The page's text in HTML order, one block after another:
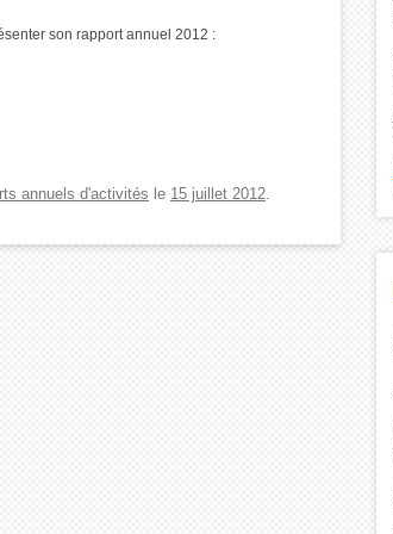
son rapport annuel 2012 :
annuels d'activités le 15 juillet 2012.